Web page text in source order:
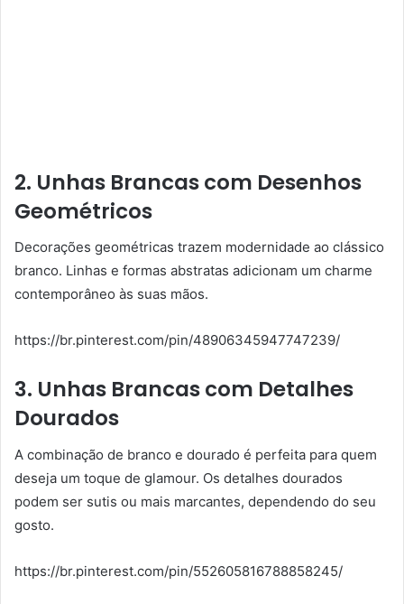
2. Unhas Brancas com Desenhos
Geométricos
Decorações geométricas trazem modernidade ao clássico
branco. Linhas e formas abstratas adicionam um charme
contemporâneo às suas mãos.
https://br.pinterest.com/pin/48906345947747239/
3. Unhas Brancas com Detalhes
Dourados
A combinação de branco e dourado é perfeita para quem
deseja um toque de glamour. Os detalhes dourados
podem ser sutis ou mais marcantes, dependendo do seu
gosto.
https://br.pinterest.com/pin/552605816788858245/